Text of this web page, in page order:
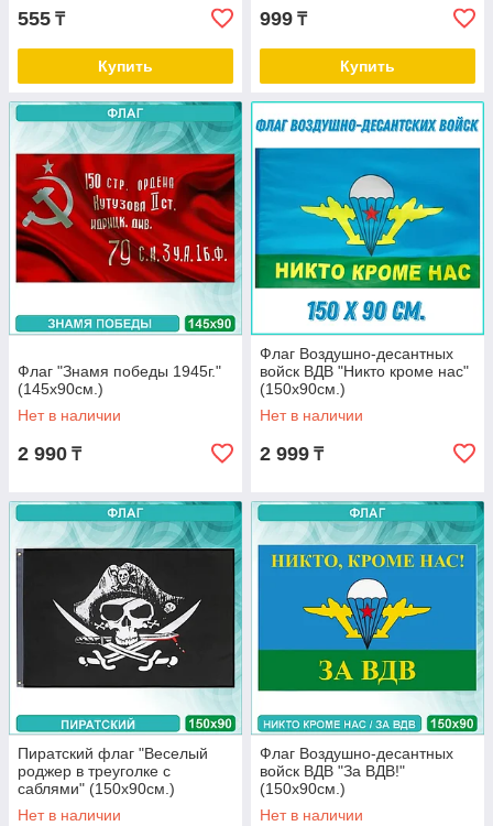
555 ₸
Купить
999 ₸
Купить
Флаг "Знамя победы 1945г."
(145х90см.)
Нет в наличии
2 990 ₸
Флаг Воздушно-десантных
войск ВДВ "Никто кроме нас"
(150х90см.)
Нет в наличии
2 999 ₸
Пиратский флаг "Веселый
роджер в треуголке с
саблями" (150х90см.)
Нет в наличии
Флаг Воздушно-десантных
войск ВДВ "За ВДВ!"
(150х90см.)
Нет в наличии